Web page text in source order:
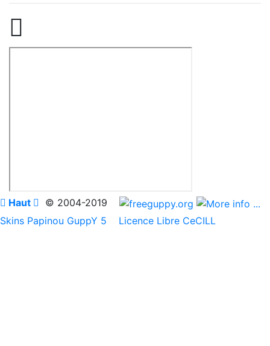

 Haut  © 2004-2019
Skins Papinou GuppY 5
Licence Libre CeCILL